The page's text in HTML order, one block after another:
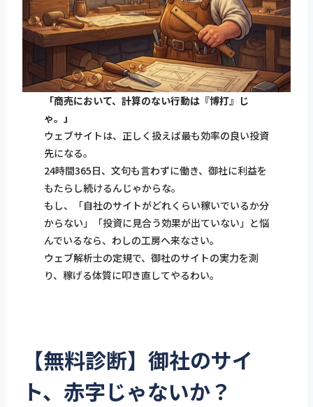
「商売において、計算のない行動は『博打』じ
ゃ。」
ウェブサイトは、正しく扱えば最も効率の良い投資
先になる。
24時間365日、文句も言わずに働き、御社に利益を
もたらし続けるんじゃからな。
もし、「自社のサイトがどれくらい稼いでいるか分
からない」「投資に見合う効果が出ていない」と悩
んでいるなら、わしの工房へ来なさい。
ウェブ解析士の定規で、御社のサイトの実力を測
り、稼げる体質に叩き直してやるわい。
【無料診断】御社のサイ
ト、赤字じゃないか？